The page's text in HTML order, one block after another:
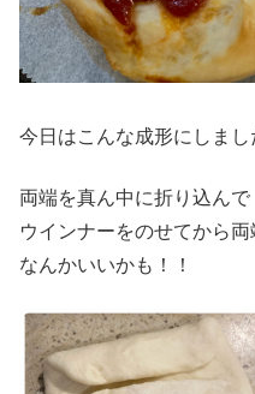
今日はこんな成形にしまし
両端を真ん中に折り込んで
ウインナーをのせてから両
なんかいいかも！！